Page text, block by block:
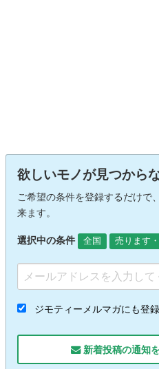
欲しいモノが見つから
ご希望の条件を登録するだけで
来ます。
選択中の条件 全国 売ります
ジモティーメルマガにも登
新着投稿の通知